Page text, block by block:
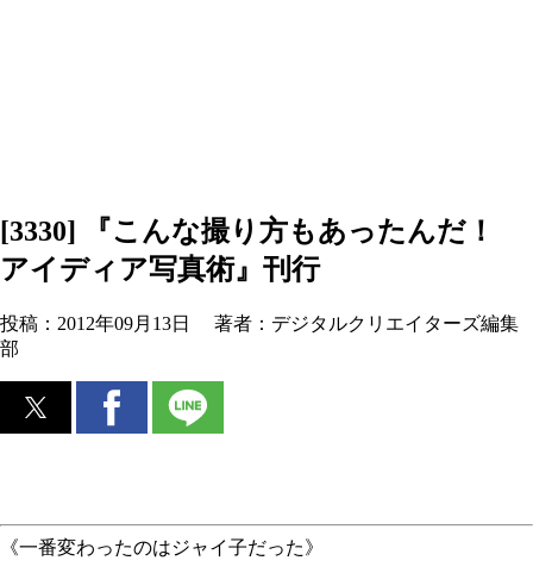
[3330] 『こんな撮り方もあったんだ！
アイディア写真術』刊行
投稿： 2012年09月13日 著者： デジタルクリエイターズ編集
部
《一番変わったのはジャイ子だった》